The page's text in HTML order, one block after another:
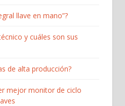
llave en mano”?
y cuáles son sus
de alta producción?
mejor monitor de ciclo